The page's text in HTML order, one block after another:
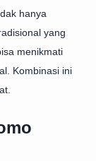
hanya
yang
menikmati
Kombinasi ini